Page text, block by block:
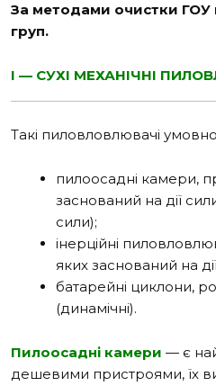
За методами очистки ГОУ
груп.
I — СУХІ МЕХАНІЧНІ
Такі пиловловлювачі
пилоосадні камери,
заснований на дії
сили);
інерційні
яких заснований на
батарейні циклони,
(динамічні).
Пилоосадні камери — є
дешевими пристроями, їх